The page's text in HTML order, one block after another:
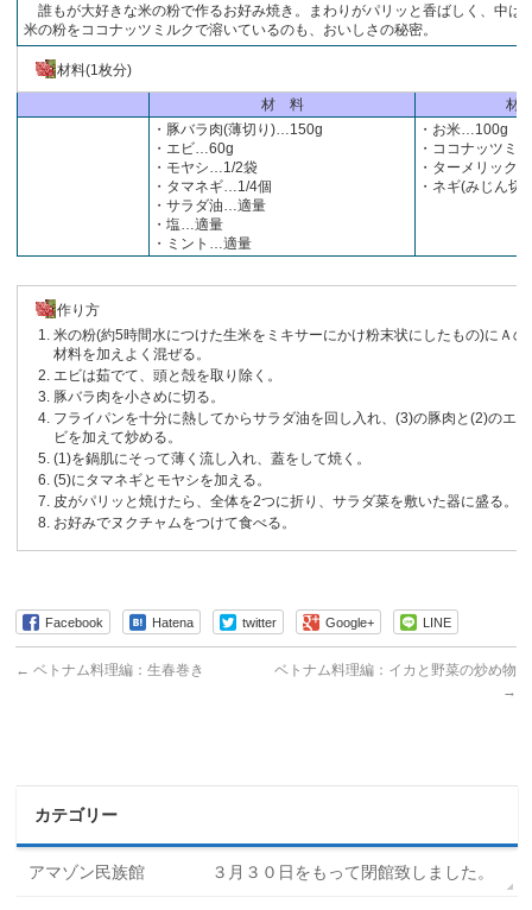
誰もが大好きな米の粉で作るお好み焼き。まわりがパリッと香ばしく、中は
米の粉をココナッツミルクで溶いているのも、おいしさの秘密。
材料(1枚分)
材 料
材
・豚バラ肉(薄切り)…150g
・エビ…60g
・モヤシ…1/2袋
・タマネギ…1/4個
・サラダ油…適量
・塩…適量
・ミント…適量
・お米…100g
・ココナッツミ
・ターメリック
・ネギ(みじん
作り方
米の粉(約5時間水につけた生米をミキサーにかけ粉末状にしたもの)にＡの
材料を加えよく混ぜる。
エビは茹でて、頭と殻を取り除く。
豚バラ肉を小さめに切る。
フライパンを十分に熱してからサラダ油を回し入れ、(3)の豚肉と(2)のエ
ビを加えて炒める。
(1)を鍋肌にそって薄く流し入れ、蓋をして焼く。
(5)にタマネギとモヤシを加える。
皮がパリッと焼けたら、全体を2つに折り、サラダ菜を敷いた器に盛る。
お好みでヌクチャムをつけて食べる。
Facebook Hatena twitter Google+ LINE
← ベトナム料理編：生春巻き
ベトナム料理編：イカと野菜の炒め物
→
カテゴリー
アマゾン民族館 ３月３０日をもって閉館致しました。